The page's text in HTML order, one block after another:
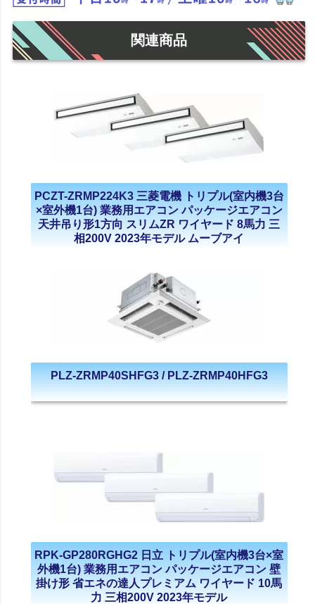
関連商品
PCZT-ZRMP224K3 三菱電機 トリプル(室内機3台
×室外機1台) 業務用エアコン パッケージエアコン
天井吊り形1方向 スリムZR ワイヤード 8馬力 三
相200V 2023年モデル ムーブアイ
PLZ-ZRMP40SHFG3 / PLZ-ZRMP40HFG3
RPK-GP280RGHG2 日立 トリプル(室内機3台×室
外機1台) 業務用エアコン パッケージエアコン 壁
掛け形 省エネの達人プレミアム ワイヤード 10馬
力 三相200V 2023年モデル